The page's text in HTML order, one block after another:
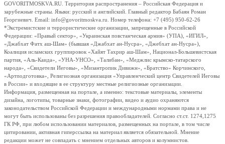
GOVORITMOSKVA.RU. Территория распространения – Российская Федерация и
зарубежные страны. Языки: русский и английский. Главный редактор Бабаян Роман
Георгиевич. Email: info@govoritmoskva.ru. Номер телефона: +7 (495) 950-62-26
*Экстремистские и террористические организации, запрещенные в Российской
Федерации: «Правый сектор», «Украинская повстанческая армия» (УПА), «ИГИЛ»,
«Джабхат Фатх аш-Шам» (бывшая «Джабхат ан-Нусра», «Джебхат ан-Нусра»),
Коалиция исламских группировок «Хайят Тахрир аш-Шам», Национал-Большевистская
партия, «Аль-Каида», «УНА-УНСО», «Талибан», «Меджлис крымско-татарского
народа», «Свидетели Иеговы», «Мизантропик Дивижн», «Братство» Корчинского,
«Артподготовка», Религиозная организация «Управленческий центр Свидетелей Иеговы
в России» и входящие в ее структуру местные религиозные организации.
Информация, размещенная на портале, а именно: текстовые материалы, элементы
дизайна, логотипы, товарные знаки, фотографии, видео и аудио охраняются
законодательством Российской Федерации и международными нормами права и не
могут быть использованы без разрешения правообладателей. Согласно ст.ст. 1274,1275
ГК РФ, при любом использовании материалов, размещенных на портале, в том числе
цитировании, активная гиперссылка на материал является обязательной. Мнение
редакции может не совпадать с мнением отдельных авторов и колумнистов.